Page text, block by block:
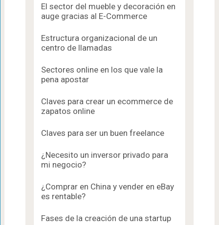
El sector del mueble y decoración en
auge gracias al E-Commerce
Estructura organizacional de un
centro de llamadas
Sectores online en los que vale la
pena apostar
Claves para crear un ecommerce de
zapatos online
Claves para ser un buen freelance
¿Necesito un inversor privado para
mi negocio?
¿Comprar en China y vender en eBay
es rentable?
Fases de la creación de una startup